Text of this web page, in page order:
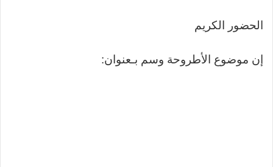
الحضور الكريم
إن موضوع الأطروحة وسم بـعنوان: